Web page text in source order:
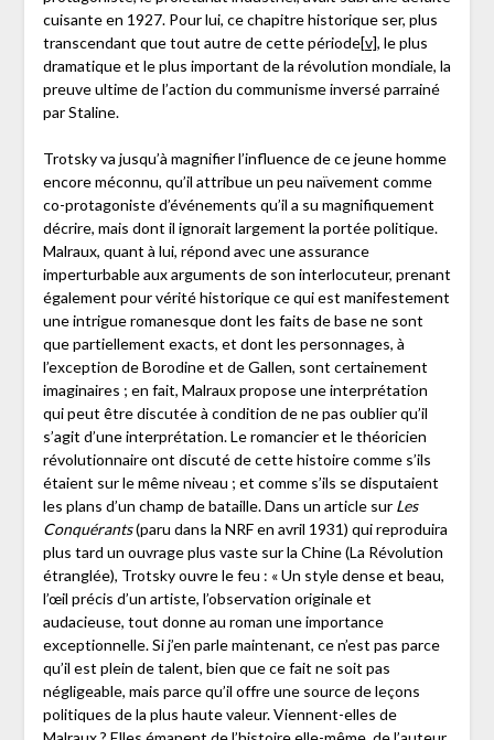
cuisante en 1927. Pour lui, ce chapitre historique ser, plus
transcendant que tout autre de cette période[v], le plus
dramatique et le plus important de la révolution mondiale, la
preuve ultime de l’action du communisme inversé parrainé
par Staline.
Trotsky va jusqu’à magnifier l’influence de ce jeune homme
encore méconnu, qu’il attribue un peu naïvement comme
co-protagoniste d’événements qu’il a su magnifiquement
décrire, mais dont il ignorait largement la portée politique.
Malraux, quant à lui, répond avec une assurance
imperturbable aux arguments de son interlocuteur, prenant
également pour vérité historique ce qui est manifestement
une intrigue romanesque dont les faits de base ne sont
que partiellement exacts, et dont les personnages, à
l’exception de Borodine et de Gallen, sont certainement
imaginaires ; en fait, Malraux propose une interprétation
qui peut être discutée à condition de ne pas oublier qu’il
s’agit d’une interprétation. Le romancier et le théoricien
révolutionnaire ont discuté de cette histoire comme s’ils
étaient sur le même niveau ; et comme s’ils se disputaient
les plans d’un champ de bataille. Dans un article sur Les
Conquérants(paru dans la NRF en avril 1931) qui reproduira
plus tard un ouvrage plus vaste sur la Chine (La Révolution
étranglée), Trotsky ouvre le feu : « Un style dense et beau,
l’œil précis d’un artiste, l’observation originale et
audacieuse, tout donne au roman une importance
exceptionnelle. Si j’en parle maintenant, ce n’est pas parce
qu’il est plein de talent, bien que ce fait ne soit pas
négligeable, mais parce qu’il offre une source de leçons
politiques de la plus haute valeur. Viennent-elles de